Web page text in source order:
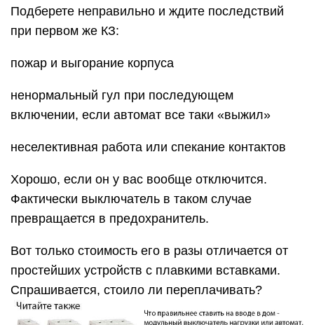
Подберете неправильно и ждите последствий
при первом же КЗ:
пожар и выгорание корпуса
ненормальный гул при последующем
включении, если автомат все таки «выжил»
неселективная работа или спекание контактов
Хорошо, если он у вас вообще отключится.
Фактически выключатель в таком случае
превращается в предохранитель.
Вот только стоимость его в разы отличается от
простейших устройств с плавкими вставками.
Спрашивается, стоило ли переплачивать?